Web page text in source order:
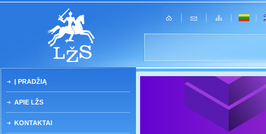
Į PRADŽIĄ
APIE LŽS
KONTAKTAI